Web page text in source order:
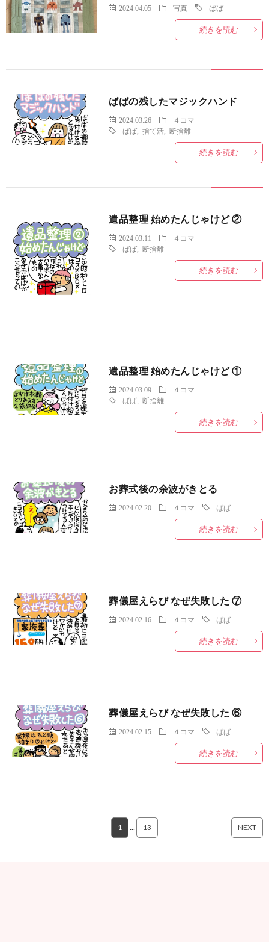
2024.04.05 写真 ばば
続きを読む
ばばの残したマジックハンド
2024.03.26
４コマ
ばば ,捨て活 ,断捨離
続きを読む
遺品整理 始めたんじゃけど ②
2024.03.11
４コマ
ばば ,断捨離
続きを読む
遺品整理 始めたんじゃけど ①
2024.03.09
４コマ
ばば ,断捨離
続きを読む
お葬式後の余波がきとる
2024.02.20 ４コマ ばば
続きを読む
葬儀屋えらび なぜ失敗した ⑦
2024.02.16 ４コマ ばば
続きを読む
葬儀屋えらび なぜ失敗した ⑥
2024.02.15 ４コマ ばば
続きを読む
1 13 NEXT